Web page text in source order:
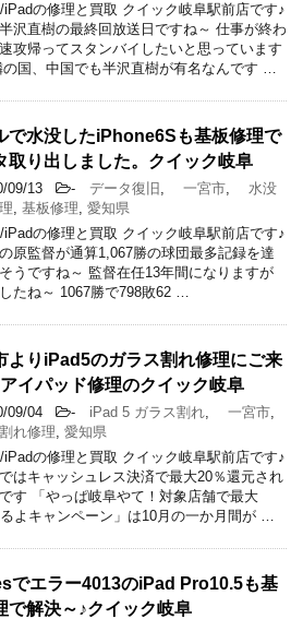
iPadの修理と買取 クイック岐阜駅前店です♪
沢直樹の最終回放送日ですね～ 仕事が終わ
攻帰ってスタンバイしたいと思っています
の国、中国でも半沢直樹が有名なんです …
で水没したiPhone6Sも基板修理で
取り出しました。クイック岐阜
09/13 - データ復旧 , 一宮市,
水没
, 基板修理, 愛知県
iPadの修理と買取 クイック岐阜駅前店です♪
原監督が通算1,067勝の球団最多記録を達
うですね～ 監督在任13年間になりますが
たね～ 1067勝で798敗62 …
よりiPad5のガラス割れ修理にご来
イパッド修理のクイック岐阜
09/04 - iPad 5 ガラス割れ, 一宮市,
れ修理, 愛知県
iPadの修理と買取 クイック岐阜駅前店です♪
はキャッシュレス決済で最大20％還元され
す 「やっぱ岐阜やて！対象店舗で最大
よキャンペーン」は10月の一か月間が …
でエラー4013のiPad Pro10.5も基
で解決～♪クイック岐阜